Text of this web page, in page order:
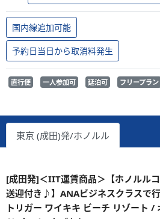
国内線追加可能
予約日当日から取消料発生
直行便 一人参加可 延泊可 フリープラン
東京 (成田)発/ホノルル
[成田発]＜IIT運賃商品＞【ホノルル
送迎付き♪】ANAビジネスクラスで
トリガー ワイキキ ビーチ リゾート /